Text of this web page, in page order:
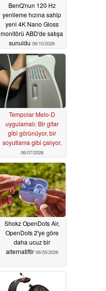
BenQ'nun 120 Hz
yenileme hızına sahip
yeni 4K Nano Gloss
monitörü ABD'de satışa
sunuldu 06/10/2026
Tempolar Melo-D
uygulamalı: Bir gitar
gibi görünüyor, bir
soyutlama gibi çalıyor.
06/07/2026
Shokz OpenDots Air,
OpenDots 2'ye göre
daha ucuz bir
alternatiftir 06/05/2026